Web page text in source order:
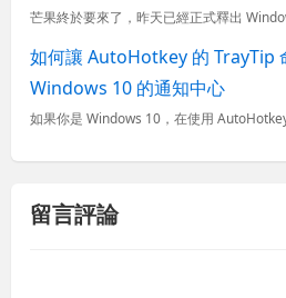
如何讓 AutoHotkey 的 TrayTip
Windows 10 的通知中心
留言評論